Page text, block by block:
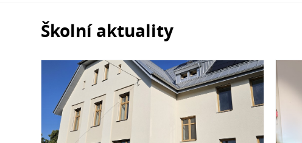
Školní aktuality